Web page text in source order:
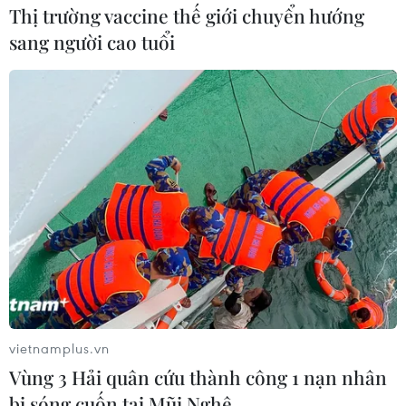
chức năng lôi ra ánh sáng thời gian gần đây.
Bắt đối tượng mua bán hóa đơn giá trị gia
tăng khống gần 300 tỷ đồng
Thị trường vaccine thế giới chuyển hướng
sang người cao tuổi
vietnamplus.vn
Vùng 3 Hải quân cứu thành công 1 nạn nhân